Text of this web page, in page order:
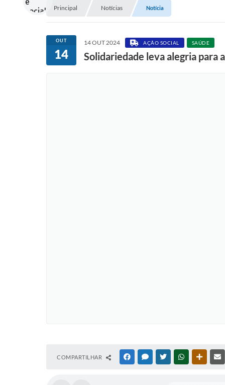
Principal Notícias Notícia
OUT
14
14 OUT 2024 AÇÃO SOCIAL SAÚDE
Solidariedade leva alegria para
COMPARTILHAR FACEBOOKMESSENGER
TWITTERWHATSAPP